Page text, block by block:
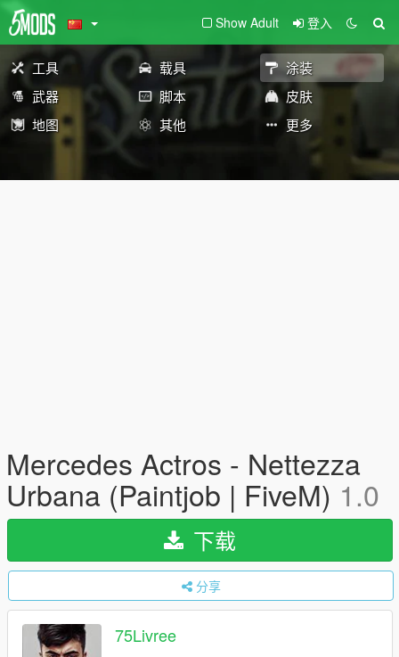
Show Adult 登入
工具 载具
涂装
武器
脚本
皮肤
地图
其他 更多
Mercedes Actros - Nettezza
Urbana (Paintjob | FiveM) 1.0
下载
分享
75Livree